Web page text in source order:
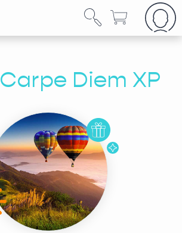
Carpe Diem XP